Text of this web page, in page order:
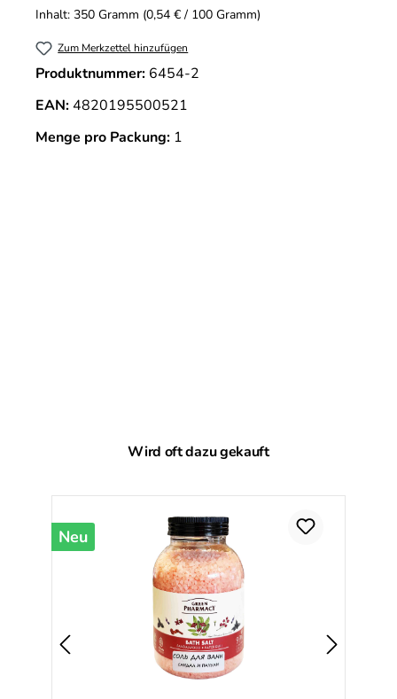
Inhalt: 350 Gramm (0,54 € / 100 Gramm)
Zum Merkzettel hinzufügen
Produktnummer: 6454-2
EAN:4820195500521
Menge pro Packung: 1
Produktgalerie überspringen
Wird oft dazu gekauft
Neu